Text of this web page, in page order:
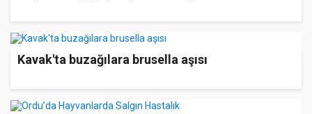
Kavak'ta buzağılara brusella aşısı